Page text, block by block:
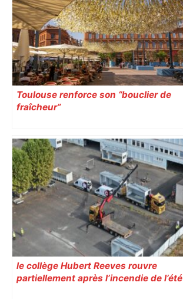
Toulouse renforce son “bouclier de
fraîcheur”
le collège Hubert Reeves rouvre
partiellement après l’incendie de l’été